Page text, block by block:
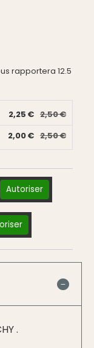
rapportera 12.5
2,25 € 2,50 €
2,00 € 2,50 €
Autoriser
.